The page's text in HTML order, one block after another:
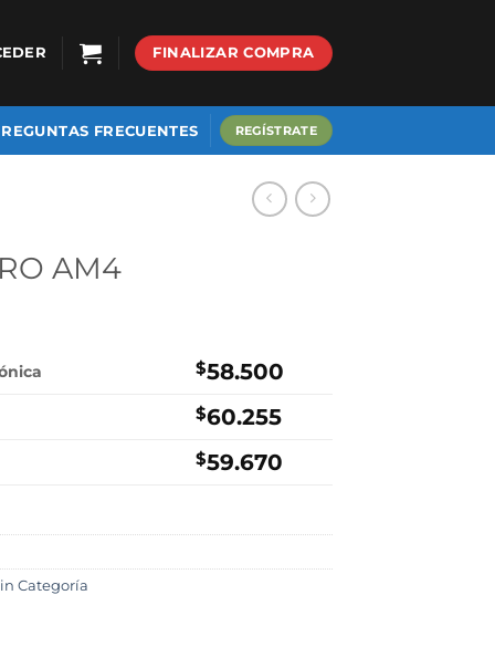
FINALIZAR COMPRA
FRECUENTES REGÍSTRATE
AM4
$58.500
$60.255
$59.670
Categoría